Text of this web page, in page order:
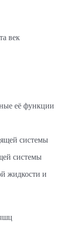
век
её функции
системы
системы
жидкости и